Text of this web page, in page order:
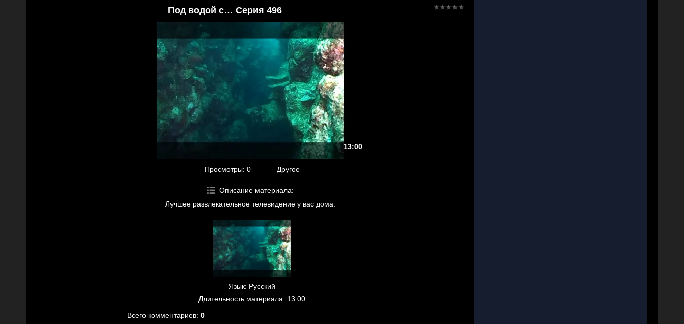
Под водой с… Серия 496
13:00
Просмотры: 0 Другое
Описание материала:
Лучшее развлекательное телевидение у вас дома.
Язык: Русский
Длительность материала: 13:00
Всего комментариев: 0